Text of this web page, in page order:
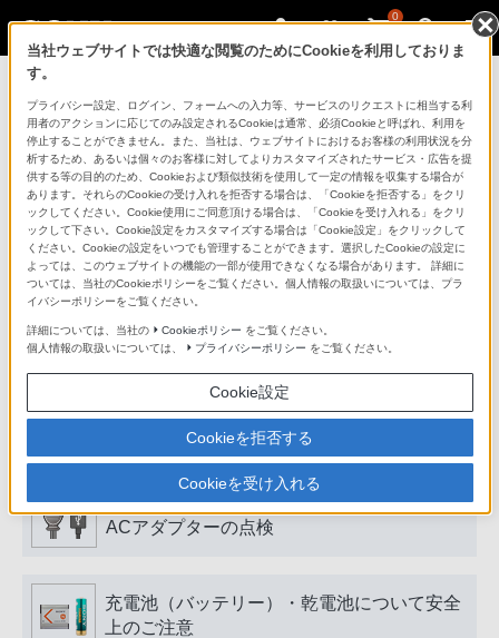
0
製品を安全に、安心してご使用いただ
くために
日常の清掃・点検が大切です。安全のため取扱説明書を
よく読みましょう。
製品に関する重要なお知らせ
安全で上手な使いかた
愛情点検のおすすめ
電源プラグ・コード、USB端子・ケーブル、
ACアダプターの点検
充電池（バッテリー）・乾電池について安全
上のご注意
当社ウェブサイトでは快適な閲覧のためにCookieを利用しておりま
す。
プライバシー設定、ログイン、フォームへの入力等、サービスのリクエストに相当する利
用者のアクションに応じてのみ設定されるCookieは通常、必須Cookieと呼ばれ、利用を
停止することができません。また、当社は、ウェブサイトにおけるお客様の利用状況を分
析するため、あるいは個々のお客様に対してよりカスタマイズされたサービス・広告を提
供する等の目的のため、Cookieおよび類似技術を使用して一定の情報を収集する場合が
あります。それらのCookieの受け入れを拒否する場合は、「Cookieを拒否する」をクリ
ックしてください。Cookie使用にご同意頂ける場合は、「Cookieを受け入れる」をクリ
ックして下さい。Cookie設定をカスタマイズする場合は「Cookie設定」をクリックして
ください。Cookieの設定をいつでも管理することができます。選択したCookieの設定に
よっては、このウェブサイトの機能の一部が使用できなくなる場合があります。 詳細に
ついては、当社のCookieポリシーをご覧ください。個人情報の取扱いについては、プラ
イバシーポリシーをご覧ください。
詳細については、当社の Cookieポリシー をご覧ください。
個人情報の取扱いについては、
プライバシーポリシー をご覧ください。
Cookie設定
Cookieを拒否する
Cookieを受け入れる